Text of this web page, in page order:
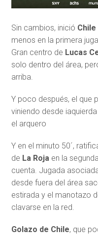
Sin cambios, inició Chile
menos en la primera
Gran centro de Lucas
solo dentro del área,
arriba.
Y poco después, el que
viniendo desde
el arquero
Y en el minuto 50´,
de La Roja en la
cuenta. Jugada
desde fuera del área
estirada y el manotazo
clavarse en la red.
Golazo de Chile, que